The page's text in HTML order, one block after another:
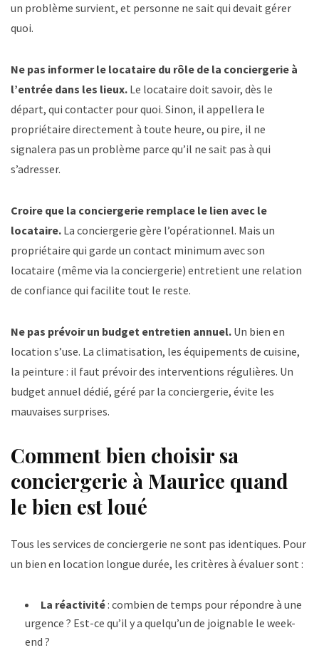
un problème survient, et personne ne sait qui devait gérer
quoi.
Ne pas informer le locataire du rôle de la conciergerie à
l’entrée dans les lieux. Le locataire doit savoir, dès le
départ, qui contacter pour quoi. Sinon, il appellera le
propriétaire directement à toute heure, ou pire, il ne
signalera pas un problème parce qu’il ne sait pas à qui
s’adresser.
Croire que la conciergerie remplace le lien avec le
locataire. La conciergerie gère l’opérationnel. Mais un
propriétaire qui garde un contact minimum avec son
locataire (même via la conciergerie) entretient une relation
de confiance qui facilite tout le reste.
Ne pas prévoir un budget entretien annuel. Un bien en
location s’use. La climatisation, les équipements de cuisine,
la peinture : il faut prévoir des interventions régulières. Un
budget annuel dédié, géré par la conciergerie, évite les
mauvaises surprises.
Comment bien choisir sa
conciergerie à Maurice quand
le bien est loué
Tous les services de conciergerie ne sont pas identiques. Pour
un bien en location longue durée, les critères à évaluer sont :
La réactivité: combien de temps pour répondre à une
urgence ? Est-ce qu’il y a quelqu’un de joignable le week-
end ?